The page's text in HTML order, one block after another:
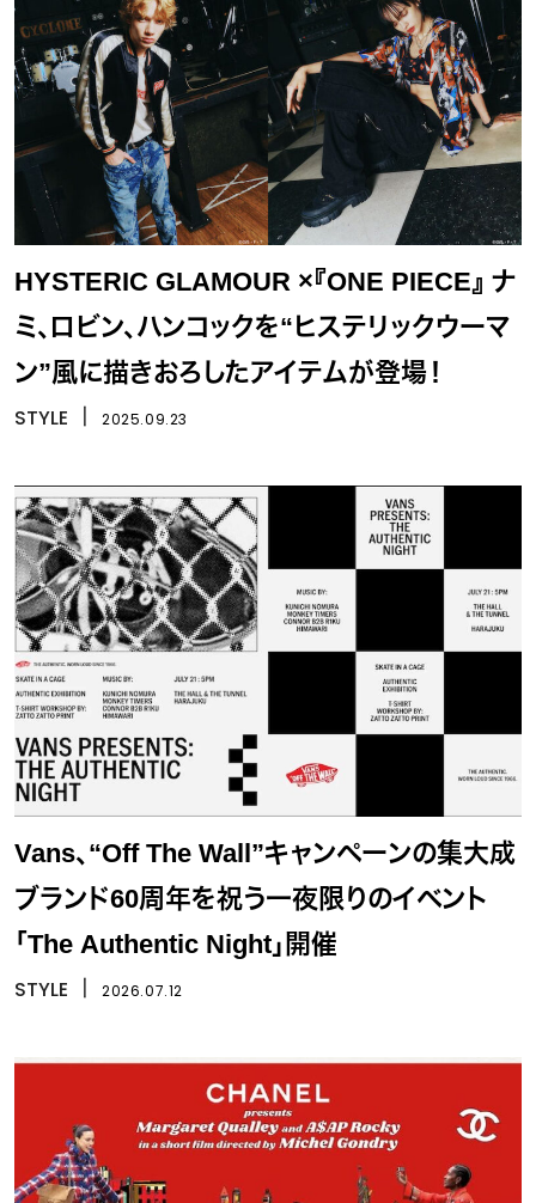
HYSTERIC GLAMOUR ×『ONE PIECE』 ナ
ミ、ロビン、ハンコックを“ヒステリックウーマ
ン”風に描きおろしたアイテムが登場！
STYLE 2025.09.23
Vans、“Off The Wall”キャンペーンの集大成
ブランド60周年を祝う一夜限りのイベント
「The Authentic Night」開催
STYLE 2026.07.12